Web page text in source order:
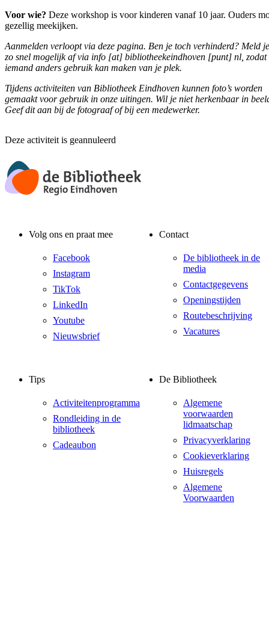
Voor wie? Deze workshop is voor kinderen vanaf 10 jaar. Ouders
gezellig meekijken.
Aanmelden verloopt via deze pagina. Ben je toch verhinderd? Meld
zo snel mogelijk af via info [at] bibliotheekeindhoven [punt] nl , zodat
iemand anders gebruik kan maken van je plek.
Tijdens activiteiten van Bibliotheek Eindhoven kunnen foto’s worden
gemaakt voor gebruik in onze uitingen. Wil je niet herkenbaar in
Geef dit aan bij de fotograaf of bij een medewerker.
Deze activiteit is geannuleerd
Volg ons en praat mee
Facebook
Instagram
TikTok
LinkedIn
Youtube
Nieuwsbrief
Contact
De bibliotheek in de
media
Contactgegevens
Openingstijden
Routebeschrijving
Vacatures
Tips
Activiteitenprogramma
Rondleiding in de
bibliotheek
Cadeaubon
De Bibliotheek
Algemene
voorwaarden
lidmaatschap
Privacyverklaring
Cookieverklaring
Huisregels
Algemene
Voorwaarden